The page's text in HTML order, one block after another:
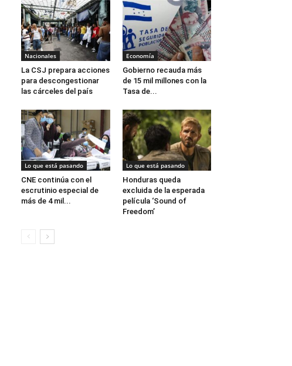
Nacionales
La CSJ prepara acciones
para descongestionar
las cárceles del país
Economía
Gobierno recauda más
de 15 mil millones con la
Tasa de...
Lo que está pasando
CNE continúa con el
escrutinio especial de
más de 4 mil...
Lo que está pasando
Honduras queda
excluida de la esperada
película ‘Sound of
Freedom’